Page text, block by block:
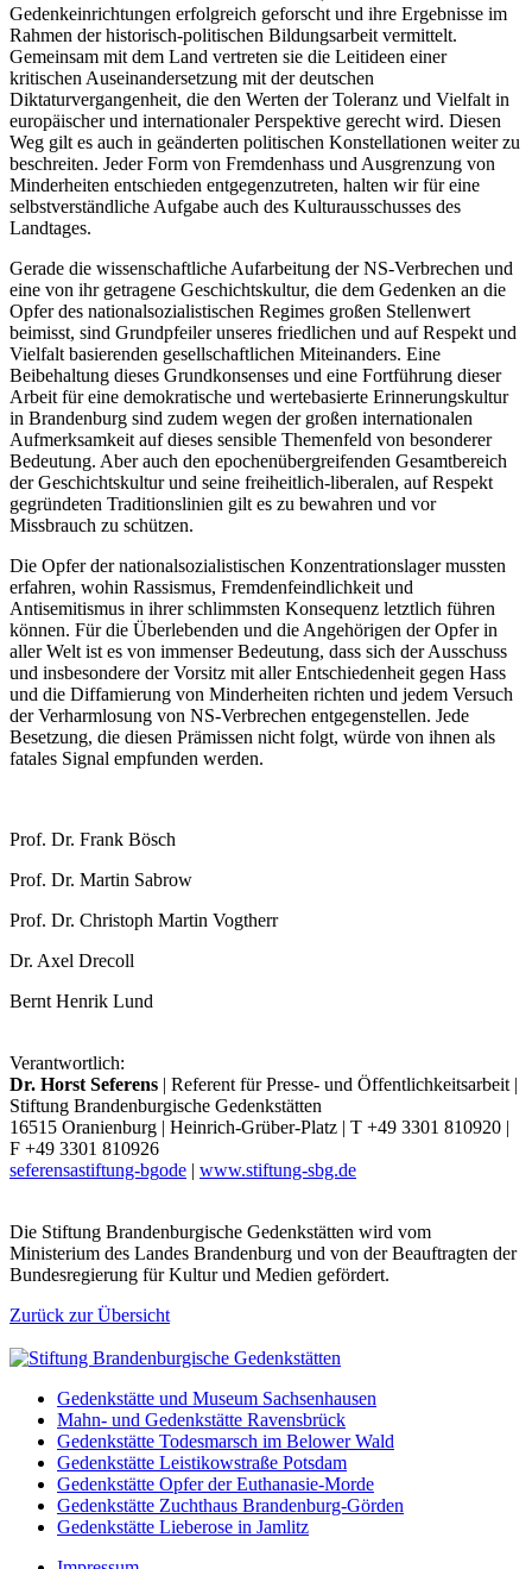
Gedenkeinrichtungen erfolgreich geforscht und ihre Ergebnisse im
Rahmen der historisch-politischen Bildungsarbeit vermittelt.
Gemeinsam mit dem Land vertreten sie die Leitideen einer
kritischen Auseinandersetzung mit der deutschen
Diktaturvergangenheit, die den Werten der Toleranz und Vielfalt in
europäischer und internationaler Perspektive gerecht wird. Diesen
Weg gilt es auch in geänderten politischen Konstellationen weiter zu
beschreiten. Jeder Form von Fremdenhass und Ausgrenzung von
Minderheiten entschieden entgegenzutreten, halten wir für eine
selbstverständliche Aufgabe auch des Kulturausschusses des
Landtages.
Gerade die wissenschaftliche Aufarbeitung der NS-Verbrechen und
eine von ihr getragene Geschichtskultur, die dem Gedenken an die
Opfer des nationalsozialistischen Regimes großen Stellenwert
beimisst, sind Grundpfeiler unseres friedlichen und auf Respekt und
Vielfalt basierenden gesellschaftlichen Miteinanders. Eine
Beibehaltung dieses Grundkonsenses und eine Fortführung dieser
Arbeit für eine demokratische und wertebasierte Erinnerungskultur
in Brandenburg sind zudem wegen der großen internationalen
Aufmerksamkeit auf dieses sensible Themenfeld von besonderer
Bedeutung. Aber auch den epochenübergreifenden Gesamtbereich
der Geschichtskultur und seine freiheitlich-liberalen, auf Respekt
gegründeten Traditionslinien gilt es zu bewahren und vor
Missbrauch zu schützen.
Die Opfer der nationalsozialistischen Konzentrationslager mussten
erfahren, wohin Rassismus, Fremdenfeindlichkeit und
Antisemitismus in ihrer schlimmsten Konsequenz letztlich führen
können. Für die Überlebenden und die Angehörigen der Opfer in
aller Welt ist es von immenser Bedeutung, dass sich der Ausschuss
und insbesondere der Vorsitz mit aller Entschiedenheit gegen Hass
und die Diffamierung von Minderheiten richten und jedem Versuch
der Verharmlosung von NS-Verbrechen entgegenstellen. Jede
Besetzung, die diesen Prämissen nicht folgt, würde von ihnen als
fatales Signal empfunden werden.
Prof. Dr. Frank Bösch
Prof. Dr. Martin Sabrow
Prof. Dr. Christoph Martin Vogtherr
Dr. Axel Drecoll
Bernt Henrik Lund
Verantwortlich:
Dr. Horst Seferens | Referent für Presse- und Öffentlichkeitsarbeit |
Stiftung Brandenburgische Gedenkstätten
16515 Oranienburg | Heinrich-Grüber-Platz | T +49 3301 810920 |
F +49 3301 810926
seferensastiftung-bgode | www.stiftung-sbg.de
Die Stiftung Brandenburgische Gedenkstätten wird vom
Ministerium des Landes Brandenburg und von der Beauftragten der
Bundesregierung für Kultur und Medien gefördert.
Zurück zur Übersicht
Gedenkstätte und Museum Sachsenhausen
Mahn- und Gedenkstätte Ravensbrück
Gedenkstätte Todesmarsch im Belower Wald
Gedenkstätte Leistikowstraße Potsdam
Gedenkstätte Opfer der Euthanasie-Morde
Gedenkstätte Zuchthaus Brandenburg-Görden
Gedenkstätte Lieberose in Jamlitz